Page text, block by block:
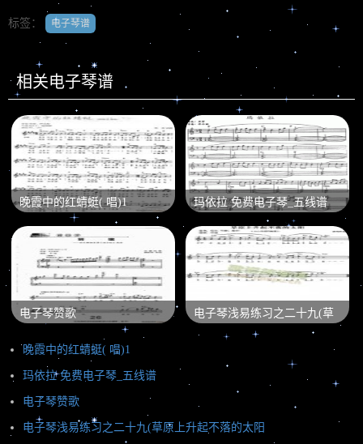
标签： 电子琴谱
相关电子琴谱
晚霞中的红蜻蜓( 唱)1 玛依拉 免费电子琴_五线谱
电子琴赞歌
电子琴浅易练习之二十九(草
晚霞中的红蜻蜓( 唱)1
玛依拉 免费电子琴_五线谱
电子琴赞歌
电子琴浅易练习之二十九(草原上升起不落的太阳